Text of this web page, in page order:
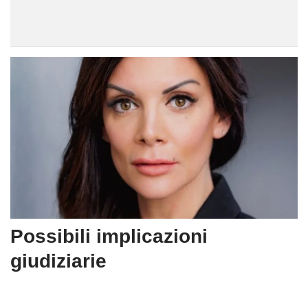
Possibili implicazioni
giudiziarie